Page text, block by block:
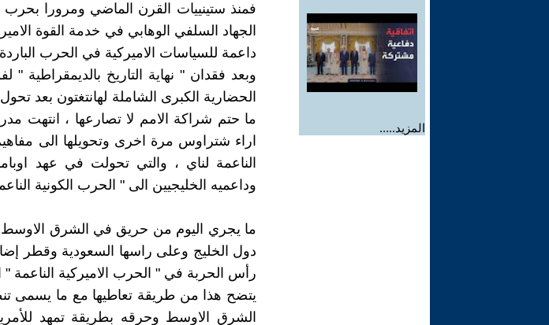
المزيد.....
فمنذ ستينييات القرن الماضي ومرورا
الجهاد السلفي الوهابي في خدمة القوة
داعمة للسياسات الاميركية في الحرب
وبعد فقدان " نهاية التاريخ بالديمقراطية "
الحضارية الكبرى الشاملة لهانتغتون بعد
ما حتم شراكة الامم لا تصارعها ، انتهت
اراء شتراوس مرة اخرى وتحويلها الى
الناعمة لناي ، والتي تحولت في عهد
وداعميه الخليجيين الى " الحرب الكونية
ما يجري اليوم من حريق في الشرق الاوسط
دول الخليج وعلى راسها السعودية وقطر
رأس الحربة في " الحرب الاميركية الناعمة "
يتضح هذا من طريقة تعاطيها مع ما يسمى
الشرق الاوسط وحرقه بطريقة تمهد